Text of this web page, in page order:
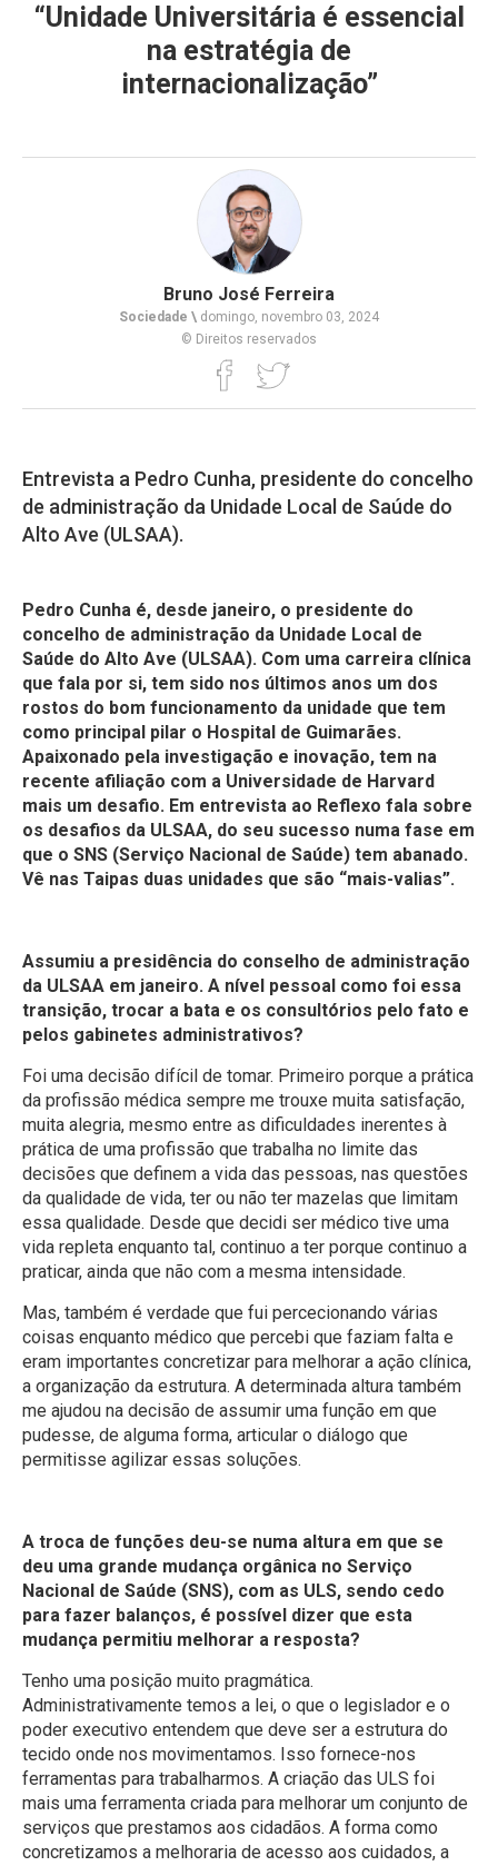
“Unidade Universitária é essencial
na estratégia de
internacionalização”
Bruno José Ferreira
Sociedade \ domingo, novembro 03, 2024
© Direitos reservados
Entrevista a Pedro Cunha, presidente do concelho
de administração da Unidade Local de Saúde do
Alto Ave (ULSAA).
Pedro Cunha é, desde janeiro, o presidente do
concelho de administração da Unidade Local de
Saúde do Alto Ave (ULSAA). Com uma carreira clínica
que fala por si, tem sido nos últimos anos um dos
rostos do bom funcionamento da unidade que tem
como principal pilar o Hospital de Guimarães.
Apaixonado pela investigação e inovação, tem na
recente afiliação com a Universidade de Harvard
mais um desafio. Em entrevista ao Reflexo fala sobre
os desafios da ULSAA, do seu sucesso numa fase em
que o SNS (Serviço Nacional de Saúde) tem abanado.
Vê nas Taipas duas unidades que são “mais-valias”.
Assumiu a presidência do conselho de administração
da ULSAA em janeiro. A nível pessoal como foi essa
transição, trocar a bata e os consultórios pelo fato e
pelos gabinetes administrativos?
Foi uma decisão difícil de tomar. Primeiro porque a prática
da profissão médica sempre me trouxe muita satisfação,
muita alegria, mesmo entre as dificuldades inerentes à
prática de uma profissão que trabalha no limite das
decisões que definem a vida das pessoas, nas questões
da qualidade de vida, ter ou não ter mazelas que limitam
essa qualidade. Desde que decidi ser médico tive uma
vida repleta enquanto tal, continuo a ter porque continuo a
praticar, ainda que não com a mesma intensidade.
Mas, também é verdade que fui percecionando várias
coisas enquanto médico que percebi que faziam falta e
eram importantes concretizar para melhorar a ação clínica,
a organização da estrutura. A determinada altura também
me ajudou na decisão de assumir uma função em que
pudesse, de alguma forma, articular o diálogo que
permitisse agilizar essas soluções.
A troca de funções deu-se numa altura em que se
deu uma grande mudança orgânica no Serviço
Nacional de Saúde (SNS), com as ULS, sendo cedo
para fazer balanços, é possível dizer que esta
mudança permitiu melhorar a resposta?
Tenho uma posição muito pragmática.
Administrativamente temos a lei, o que o legislador e o
poder executivo entendem que deve ser a estrutura do
tecido onde nos movimentamos. Isso fornece-nos
ferramentas para trabalharmos. A criação das ULS foi
mais uma ferramenta criada para melhorar um conjunto de
serviços que prestamos aos cidadãos. A forma como
concretizamos a melhoraria de acesso aos cuidados, a